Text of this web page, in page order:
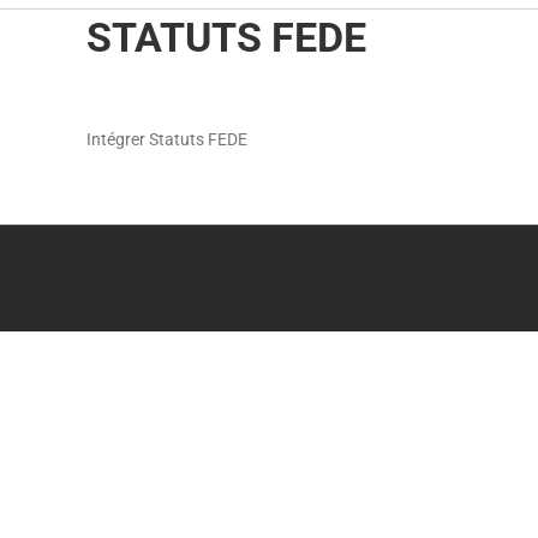
STATUTS FEDE
Intégrer Statuts FEDE